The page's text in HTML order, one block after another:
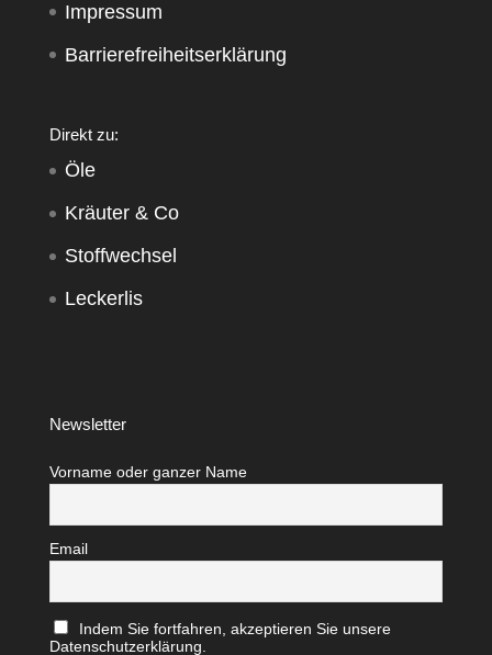
Impressum
Barrierefreiheitserklärung
Direkt zu:
Öle
Kräuter & Co
Stoffwechsel
Leckerlis
Newsletter
Vorname oder ganzer Name
Email
Indem Sie fortfahren, akzeptieren Sie unsere
Datenschutzerklärung.